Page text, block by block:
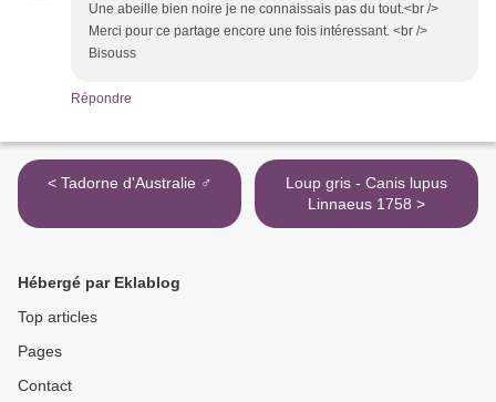
Une abeille bien noire je ne connaissais pas du tout.<br />
Merci pour ce partage encore une fois intéressant. <br />
Bisouss
Répondre
< Tadorne d'Australie ♂
Loup gris - Canis lupus
Linnaeus 1758 >
Hébergé par Eklablog
Top articles
Pages
Contact